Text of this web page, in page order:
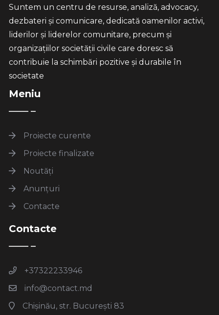
Suntem un centru de resurse, analiză, advocacy,
dezbateri și comunicare, dedicată oamenilor activi,
liderilor și liderelor comunitare, precum și
organizațiilor societății civile care doresc să
contribuie la schimbări pozitive și durabile în
societate
Meniu
Proiecte curente
Proiecte finalizate
Noutăți
Anunțuri
Contacte
Contacte
+37322233946
info@contact.md
Chișinău, str. București 83